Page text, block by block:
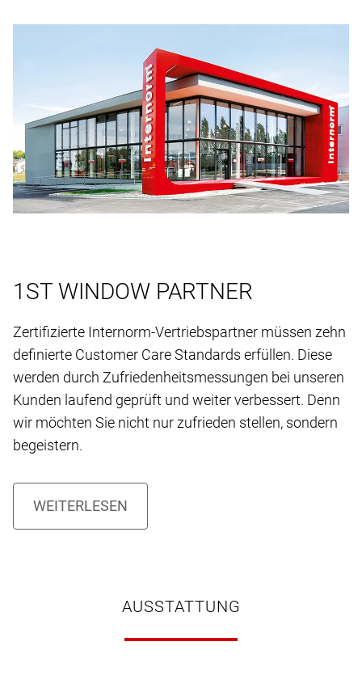
1ST WINDOW PARTNER
Zertifizierte Internorm-Vertriebspartner müssen zehn
definierte Customer Care Standards erfüllen. Diese
werden durch Zufriedenheitsmessungen bei unseren
Kunden laufend geprüft und weiter verbessert. Denn
wir möchten Sie nicht nur zufrieden stellen, sondern
begeistern.
AUSSTATTUNG